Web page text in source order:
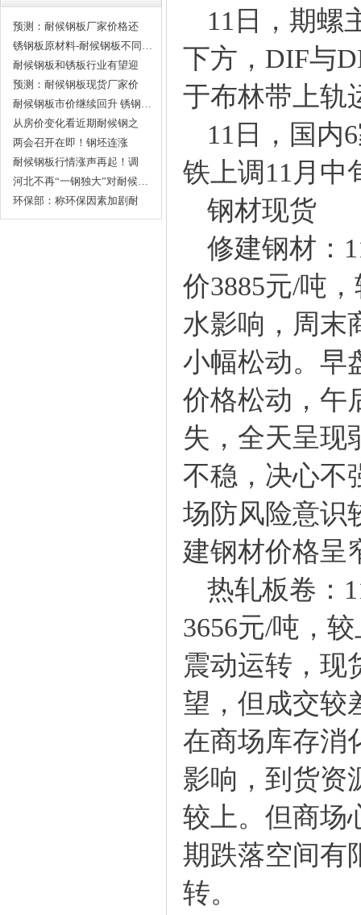
预测：耐候钢板厂家价格还
是…
锈钢板原材料-耐候钢板不同…
耐候钢板和锈板行业有望迎
第…
预测：耐候钢板现货厂家价
格…
耐候钢板市价继续回升 锈钢…
从房价变化看近期耐候钢之
类…
两会召开在即！钢坯连涨
70！…
耐候钢板行情涨声再起！调
价…
河北不再“一钢独大”对耐候…
环保部：称环保因素加剧耐
候…
11日，期螺
下方，DIF与
于布林带上轨
11日，国内
铁上调11月中
钢材现货
修建钢材：
价3885元/吨
水影响，周末
小幅松动。早
价格松动，午
失，全天呈现
不稳，决心不
场防风险意识
建钢材价格呈
热轧板卷：
3656元/吨，
震动运转，现
望，但成交较
在商场库存消
影响，到货资
较上。但商场
期跌落空间有
转。